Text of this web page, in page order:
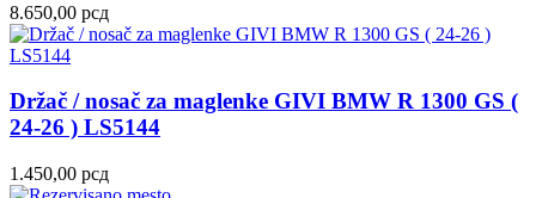
8.650,00 рсд
Držač / nosač za maglenke GIVI BMW R 1300 GS (
24-26 ) LS5144
1.450,00 рсд